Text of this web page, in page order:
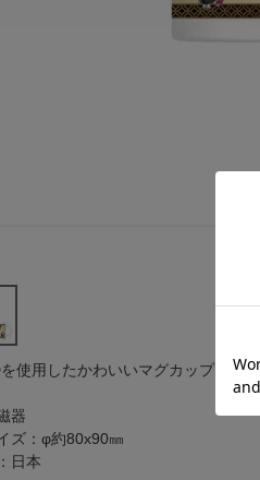
使用したかわいいマグカップです。
器
ズ：φ約80x90㎜
日本